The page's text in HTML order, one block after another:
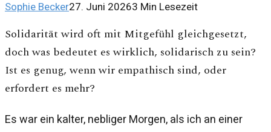
Sophie Becker27. Juni 20263 Min Lesezeit
Solidarität wird oft mit Mitgefühl gleichgesetzt,
doch was bedeutet es wirklich, solidarisch zu sein?
Ist es genug, wenn wir empathisch sind, oder
erfordert es mehr?
Es war ein kalter, nebliger Morgen, als ich an einer